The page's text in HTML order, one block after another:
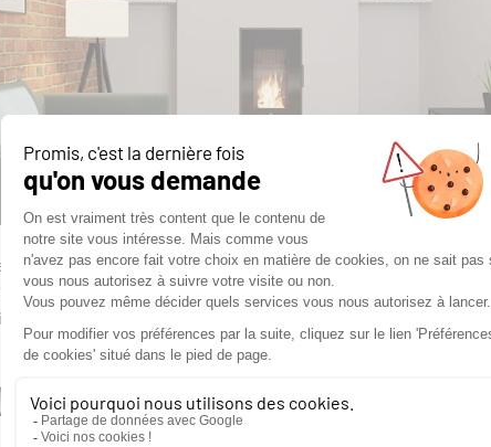
à une combustion optimisée, l’insert émet peu de particules
la norme européenne EcoDesign 2022, qui garantit un
devient alors un plaisir responsable.
CHOISIR SON